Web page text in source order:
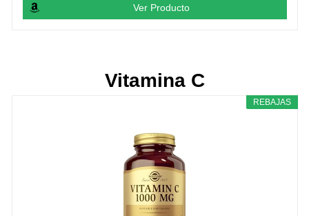
Ver Producto
Vitamina C
REBAJAS